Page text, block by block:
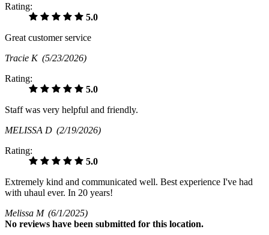
Rating:
5.0
Great customer service
Tracie K (5/23/2026)
Rating:
5.0
Staff was very helpful and friendly.
MELISSA D (2/19/2026)
Rating:
5.0
Extremely kind and communicated well. Best experience I've had
with uhaul ever. In 20 years!
Melissa M (6/1/2025)
No reviews have been submitted for this location.